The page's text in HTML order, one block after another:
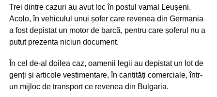
Trei dintre cazuri au avut loc în postul vamal Leușeni.
Acolo, în vehiculul unui șofer care revenea din Germania
a fost depistat un motor de barcă, pentru care șoferul nu a
putut prezenta niciun document.
În cel de-al doilea caz, oamenii legii au depistat un lot de
genți și articole vestimentare, în cantități comerciale, într-
un mijloc de transport ce revenea din Bulgaria.